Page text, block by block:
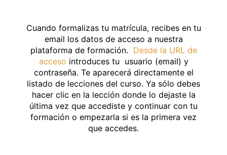
Cuando formalizas tu matrícula, recibes en tu
email los datos de acceso a nuestra
plataforma de formación. Desde la URL de
acceso introduces tu usuario (email) y
contraseña. Te aparecerá directamente el
listado de lecciones del curso. Ya sólo debes
hacer clic en la lección donde lo dejaste la
última vez que accediste y continuar con tu
formación o empezarla si es la primera vez
que accedes.